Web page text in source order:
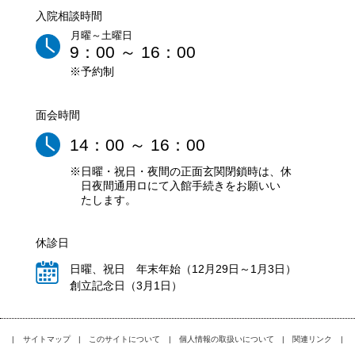
入院相談時間
月曜～土曜日
9：00 ～ 16：00
※予約制
面会時間
14：00 ～ 16：00
※日曜・祝日・夜間の正面玄関閉鎖時は、休
日夜間通用ロにて入館手続きをお願いい
たします。
休診日
日曜、祝日 年末年始（12月29日～1月3日）
創立記念日（3月1日）
| サイトマップ | このサイトについて | 個人情報の取扱いについて | 関連リンク |